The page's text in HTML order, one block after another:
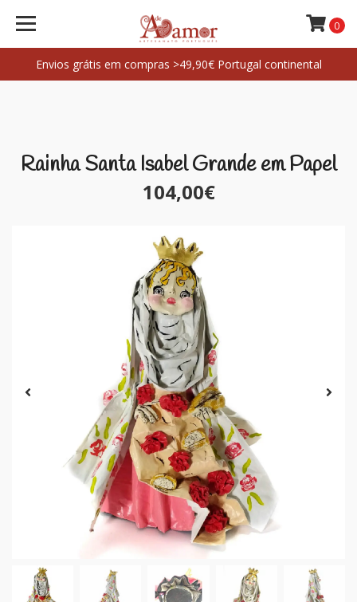
Envios grátis em compras >49,90€ Portugal continental
0
Rainha Santa Isabel Grande em Papel
104,00€